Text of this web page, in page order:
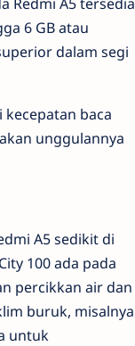
6 GB atau
dalam segi
baca
unggulannya
A5 sedikit di
100 ada pada
percikkan air dan
buruk, misalnya
untuk